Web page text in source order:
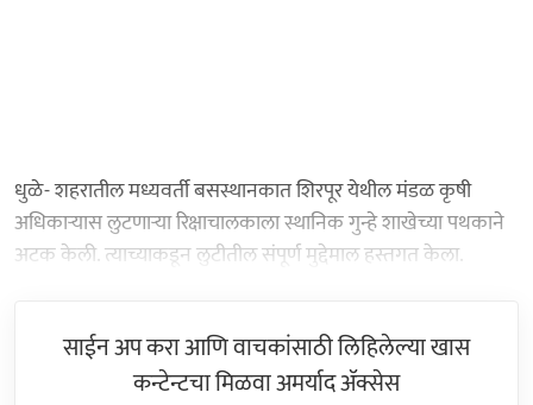
धुळे- शहरातील मध्यवर्ती बसस्थानकात शिरपूर येथील मंडळ कृषी
अधिकाऱ्यास लुटणाऱ्या रिक्षाचालकाला स्थानिक गुन्हे शाखेच्या पथकाने
अटक केली. त्याच्याकडून लुटीतील संपूर्ण मुद्देमाल हस्तगत केला.
साईन अप करा आणि वाचकांसाठी लिहिलेल्या खास
कन्टेन्टचा मिळवा अमर्याद ॲक्सेस